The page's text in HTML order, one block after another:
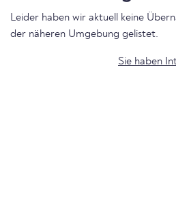
Leider haben wir aktuell keine
der näheren Umgebung gelistet.
Sie haben